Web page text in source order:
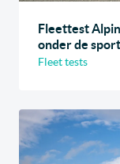
Fleettest
onder de
Fleet tests